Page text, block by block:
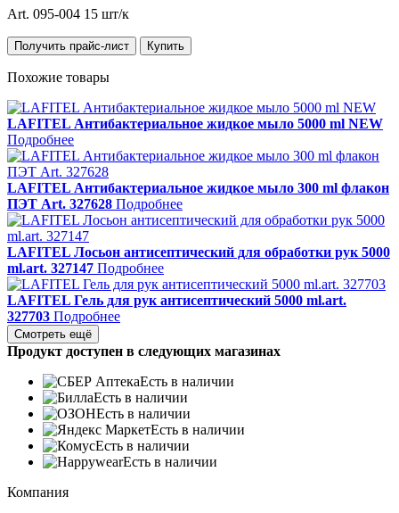
Art. 095-004 15 шт/к
Получить прайс-лист Купить
Похожие товары
LAFITEL Антибактериальное жидкое мыло 5000 ml NEW
Подробнее
LAFITEL Антибактериальное жидкое мыло 300 ml флакон
ПЭТ Art. 327628 Подробнее
LAFITEL Лосьон антисептический для обработки рук 5000
ml.art. 327147 Подробнее
LAFITEL Гель для рук антисептический 5000 ml.art.
327703 Подробнее
Смотреть ещё
Продукт доступен в следующих магазинах
Есть в наличии
Есть в наличии
Есть в наличии
Есть в наличии
Есть в наличии
Есть в наличии
Компания